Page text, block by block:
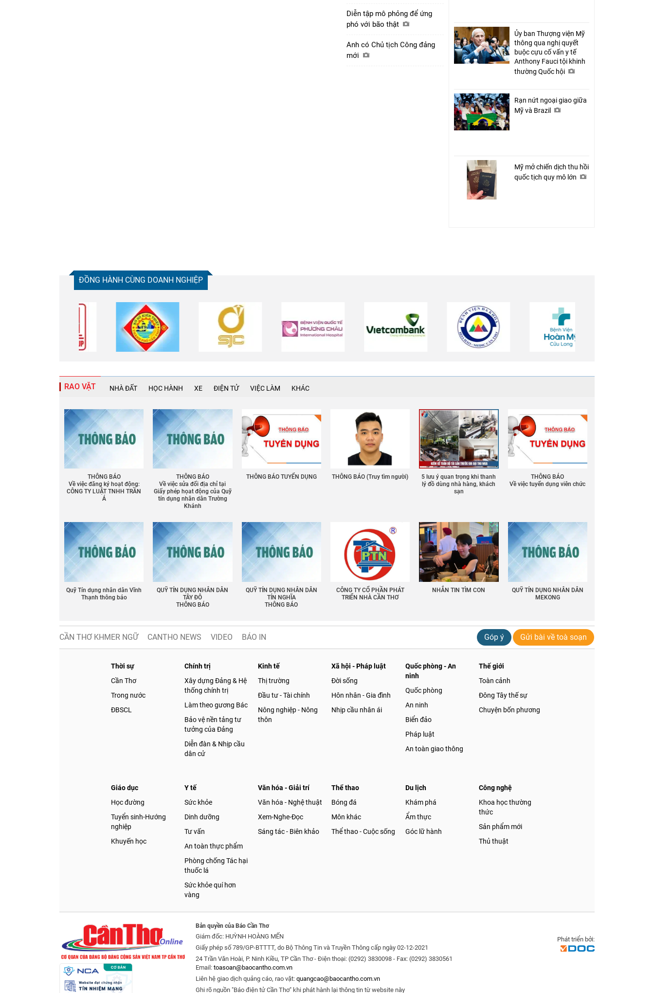
Diễn tập mô phỏng để ứng
phó với bão thật
Anh có Chủ tịch Công đảng
mới
Ủy ban Thượng viện Mỹ
thông qua nghị quyết
buộc cựu cố vấn y tế
Anthony Fauci tội khinh
thường Quốc hội
Rạn nứt ngoại giao giữa
Mỹ và Brazil
Mỹ mở chiến dịch thu hồi
quốc tịch quy mô lớn
ĐỒNG HÀNH CÙNG DOANH NGHIỆP
RAO VẶT NHÀ ĐẤT HỌC HÀNH XE ĐIỆN TỬ VIỆC LÀM KHÁC
THÔNG BÁO
Về việc đăng ký hoạt động:
CÔNG TY LUẬT TNHH TRẦN
Á
THÔNG BÁO
Về việc sửa đổi địa chỉ tại
Giấy phép họat động của Quỹ
tín dụng nhân dân Trường
Khánh
THÔNG BÁO TUYỂN DỤNG THÔNG BÁO (Truy tìm người)
5 lưu ý quan trọng khi thanh
lý đồ dùng nhà hàng, khách
sạn
THÔNG BÁO
Về việc tuyển dụng viên chức
Quỹ Tín dụng nhân dân Vĩnh
Thạnh thông báo
QUỸ TÍN DỤNG NHÂN DÂN
TÂY ĐÔ
THÔNG BÁO
QUỸ TÍN DỤNG NHÂN DÂN
TÍN NGHĨA
THÔNG BÁO
CÔNG TY CỔ PHẦN PHÁT
TRIỂN NHÀ CẦN THƠ
NHẮN TIN TÌM CON
QUỸ TÍN DỤNG NHÂN DÂN
MEKONG
CẦN THƠ KHMER NGỮ CANTHO NEWS VIDEO BÁO IN Góp ý Gửi bài về toà soạn
Thời sự
Cần Thơ
Trong nước
ĐBSCL
Chính trị
Xây dựng Đảng & Hệ
thống chính trị
Làm theo gương Bác
Bảo vệ nền tảng tư
tưởng của Đảng
Diễn đàn & Nhịp cầu
dân cử
Kinh tế
Thị trường
Đầu tư - Tài chính
Nông nghiệp - Nông
thôn
Xã hội - Pháp luật
Đời sống
Hôn nhân - Gia đình
Nhịp cầu nhân ái
Quốc phòng - An
ninh
Quốc phòng
An ninh
Biển đảo
Pháp luật
An toàn giao thông
Thế giới
Toàn cảnh
Đông Tây thế sự
Chuyện bốn phương
Giáo dục
Học đường
Tuyển sinh-Hướng
nghiệp
Khuyến học
Y tế
Sức khỏe
Dinh dưỡng
Tư vấn
An toàn thực phẩm
Phòng chống Tác hại
thuốc lá
Sức khỏe quí hơn
vàng
Văn hóa - Giải trí
Văn hóa - Nghệ thuật
Xem-Nghe-Đọc
Sáng tác - Biên khảo
Thể thao
Bóng đá
Môn khác
Thể thao - Cuộc sống
Du lịch
Khám phá
Ẩm thực
Góc lữ hành
Công nghệ
Khoa học thường
thức
Sản phẩm mới
Thủ thuật
Bản quyền của Báo Cần Thơ
Giám đốc: HUỲNH HOÀNG MẾN
Giấy phép số 789/GP-BTTTT, do Bộ Thông Tin và Truyền Thông cấp ngày 02-12-2021
24 Trần Văn Hoài, P. Ninh Kiều, TP Cần Thơ - Điện thoại: (0292) 3830098 - Fax: (0292) 3830561
Email: toasoan@baocantho.com.vn
Liên hệ giao dịch quảng cáo, rao vặt: quangcao@baocantho.com.vn
Ghi rõ nguồn "Báo điện tử Cần Thơ" khi phát hành lại thông tin từ website này
Phát triển bởi: